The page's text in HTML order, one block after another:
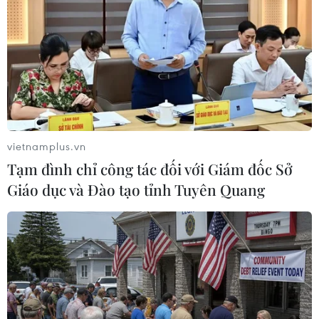
Theo dõi VietnamPlus
TIN LIÊN QUAN
vietnamplus.vn
Tạm đình chỉ công tác đối với Giám đốc Sở
Giáo dục và Đào tạo tỉnh Tuyên Quang